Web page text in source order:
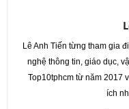
Lê Anh Tiến từng tham gia
nghệ thông tin, giáo dục,
Top10tphcm từ năm 2017
ích